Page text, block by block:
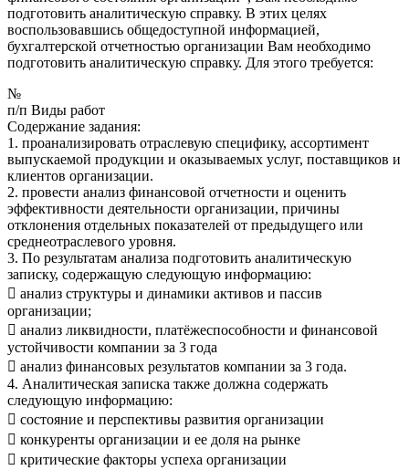
подготовить аналитическую справку. В этих целях
воспользовавшись общедоступной информацией,
бухгалтерской отчетностью организации Вам необходимо
подготовить аналитическую справку. Для этого требуется:
№
п/п Виды работ
Содержание задания:
1. проанализировать отраслевую специфику, ассортимент
выпускаемой продукции и оказываемых услуг, поставщиков и
клиентов организации.
2. провести анализ финансовой отчетности и оценить
эффективности деятельности организации, причины
отклонения отдельных показателей от предыдущего или
среднеотраслевого уровня.
3. По результатам анализа подготовить аналитическую
записку, содержащую следующую информацию:
 анализ структуры и динамики активов и пассив
организации;
 анализ ликвидности, платёжеспособности и финансовой
устойчивости компании за 3 года
 анализ финансовых результатов компании за 3 года.
4. Аналитическая записка также должна содержать
следующую информацию:
 состояние и перспективы развития организации
 конкуренты организации и ее доля на рынке
 критические факторы успеха организации